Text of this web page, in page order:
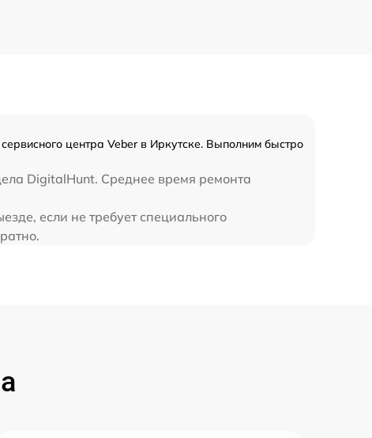
центра Veber в Иркутске. Выполним быстро
DigitalHunt. Среднее время ремонта
если не требует специального